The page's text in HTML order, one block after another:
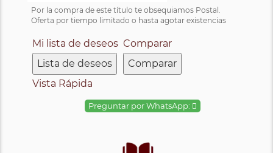
Por la compra de este título te obsequiamos Postal.
Oferta por tiempo limitado o hasta agotar existencias
Mi lista de deseos
Lista de deseos
Comparar
Comparar
Vista Rápida
Preguntar por WhatsApp: